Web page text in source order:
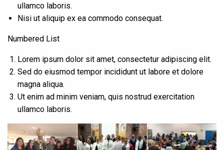
ullamco laboris.
Nisi ut aliquip ex ea commodo consequat.
Numbered List
Lorem ipsum dolor sit amet, consectetur adipiscing elit.
Sed do eiusmod tempor incididunt ut labore et dolore
magna aliqua.
Ut enim ad minim veniam, quis nostrud exercitation
ullamco laboris.